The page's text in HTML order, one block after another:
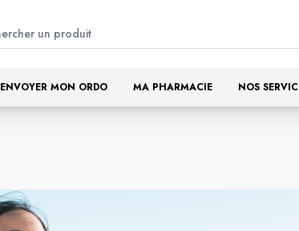
ENVOYER MON ORDO MA PHARMACIE NOS